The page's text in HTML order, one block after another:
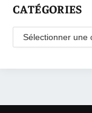
CATÉGORIES
Catégories